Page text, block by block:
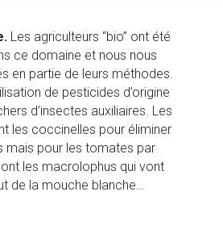
Les agriculteurs “bio” ont été
ce domaine et nous nous
en partie de leurs méthodes.
de pesticides d’origine
d’insectes auxiliaires. Les
les coccinelles pour éliminer
mais pour les tomates par
les macrolophus qui vont
de la mouche blanche…